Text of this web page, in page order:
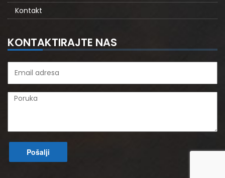
Kontakt
KONTAKTIRAJTE NAS